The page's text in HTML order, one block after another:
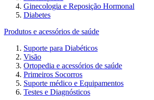
Ginecologia e Reposição Hormonal
Diabetes
Produtos e acessórios de saúde
Suporte para Diabéticos
Visão
Ortopedia e acessórios de saúde
Primeiros Socorros
Suporte médico e Equipamentos
Testes e Diagnósticos